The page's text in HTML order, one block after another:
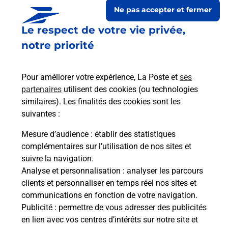
Le respect de votre vie privée,
notre priorité
Pour améliorer votre expérience, La Poste et ses
partenaires utilisent des cookies (ou technologies
similaires). Les finalités des cookies sont les
suivantes :
Mesure d’audience : établir des statistiques
complémentaires sur l’utilisation de nos sites et
suivre la navigation.
Analyse et personnalisation : analyser les parcours
clients et personnaliser en temps réel nos sites et
communications en fonction de votre navigation.
Publicité : permettre de vous adresser des publicités
en lien avec vos centres d’intérêts sur notre site et
Ne pas accepter et fermer
Prochaine collecte du courrierlundià 09h00
797 Route D Alembon
62850 Sanghen
Itinéraire
Le lien s'ouvre dans un nouvel onglet